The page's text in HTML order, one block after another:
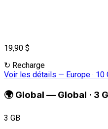
19,90 $
↻ Recharge
Voir les détails — Europe · 10
🌍 Global — Global · 3
3 GB